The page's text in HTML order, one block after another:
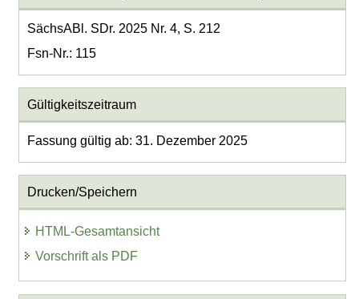
SächsABl. SDr. 2025 Nr. 4, S. 212
Fsn-Nr.: 115
Gültigkeitszeitraum
Fassung gültig ab: 31. Dezember 2025
Drucken/Speichern
HTML-Gesamtansicht
Vorschrift als PDF